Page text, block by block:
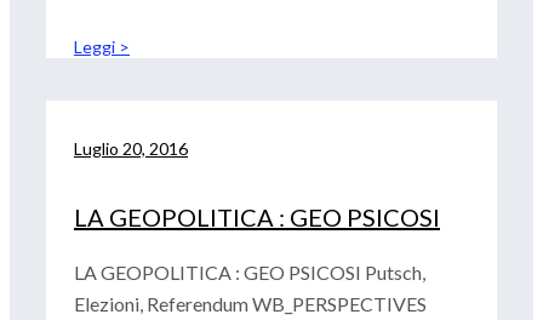
Leggi >
Luglio 20, 2016
LA GEOPOLITICA : GEO PSICOSI
LA GEOPOLITICA : GEO PSICOSI Putsch,
Elezioni, Referendum WB_PERSPECTIVES